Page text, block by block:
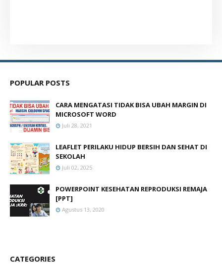
POPULAR POSTS
CARA MENGATASI TIDAK BISA UBAH MARGIN DI
MICROSOFT WORD
Juli 28, 2021
LEAFLET PERILAKU HIDUP BERSIH DAN SEHAT DI
SEKOLAH
Juli 02, 2025
POWERPOINT KESEHATAN REPRODUKSI REMAJA
[PPT]
Agustus 13, 2020
CATEGORIES